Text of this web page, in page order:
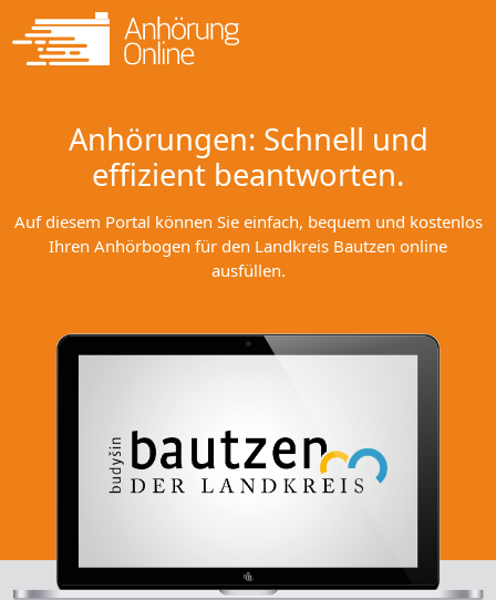
Anhörungen: Schnell und
effizient beantworten.
Auf diesem Portal können Sie einfach, bequem und kostenlos
Ihren Anhörbogen für den Landkreis Bautzen online
ausfüllen.